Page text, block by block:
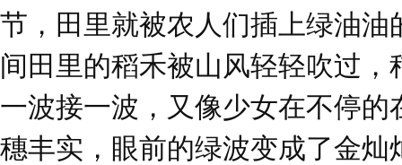
节，田里就被农人们插上绿油油
间田里的稻禾被山风轻轻吹过
一波接一波，又像少女在不停
穗丰实，眼前的绿波变成了金灿